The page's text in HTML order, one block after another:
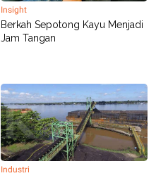
Insight
Berkah Sepotong Kayu Menjadi
Jam Tangan
Industri